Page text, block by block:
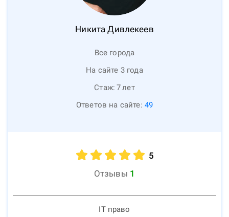
Никита Дивлекеев
Все города
На сайте 3 года
Стаж: 7лет
Ответов на сайте: 49
5
Отзывы 1
IT право